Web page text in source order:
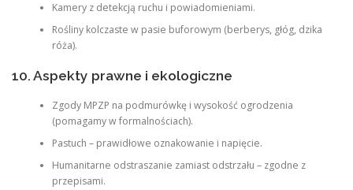
Kamery z detekcją ruchu i powiadomieniami.
Rośliny kolczaste w pasie buforowym (berberys, głóg, dzika
róża).
10. Aspekty prawne i ekologiczne
Zgody MPZP na podmurówkę i wysokość ogrodzenia
(pomagamy w formalnościach).
Pastuch – prawidłowe oznakowanie i napięcie.
Humanitarne odstraszanie zamiast odstrzału – zgodne z
przepisami.